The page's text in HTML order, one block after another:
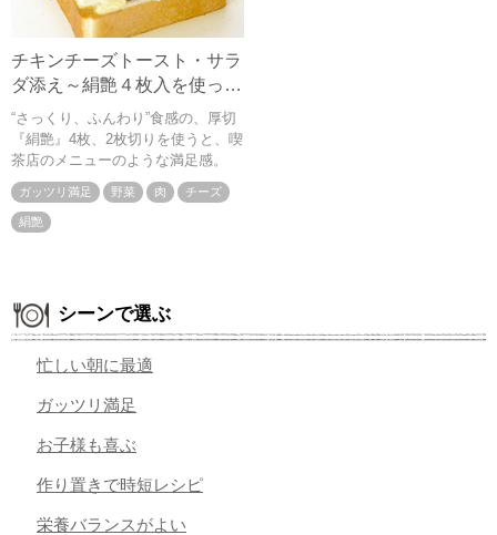
チキンチーズトースト・サラ
ダ添え～絹艶４枚入を使った
パンレシピ～
“さっくり、ふんわり”食感の、厚切
『絹艶』4枚、2枚切りを使うと、喫
茶店のメニューのような満足感。
ガッツリ満足 野菜 肉 チーズ
絹艶
シーンで選ぶ
忙しい朝に最適
ガッツリ満足
お子様も喜ぶ
作り置きで時短レシピ
栄養バランスがよい